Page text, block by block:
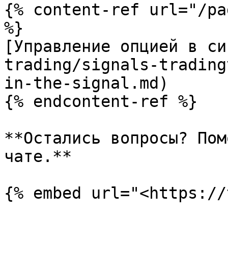
{% content-ref url="/
%}
[Управление опцией в
trading/signals-
in-the-signal.md)
{% endcontent-ref %}
**Остались вопросы?
чате.**